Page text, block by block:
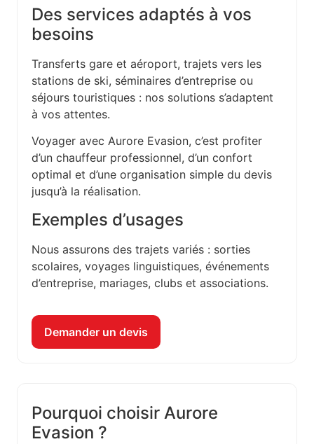
Des services adaptés à vos
besoins
Transferts gare et aéroport, trajets vers les
stations de ski, séminaires d’entreprise ou
séjours touristiques : nos solutions s’adaptent
à vos attentes.
Voyager avec Aurore Evasion, c’est profiter
d’un chauffeur professionnel, d’un confort
optimal et d’une organisation simple du devis
jusqu’à la réalisation.
Exemples d’usages
Nous assurons des trajets variés : sorties
scolaires, voyages linguistiques, événements
d’entreprise, mariages, clubs et associations.
Demander un devis
Pourquoi choisir Aurore
Evasion ?